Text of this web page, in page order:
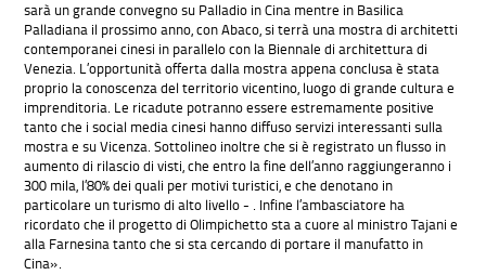
sarà un grande convegno su Palladio in Cina mentre in Basilica
Palladiana il prossimo anno, con Abaco, si terrà una mostra di architetti
contemporanei cinesi in parallelo con la Biennale di architettura di
Venezia. L’opportunità offerta dalla mostra appena conclusa è stata
proprio la conoscenza del territorio vicentino, luogo di grande cultura e
imprenditoria. Le ricadute potranno essere estremamente positive
tanto che i social media cinesi hanno diffuso servizi interessanti sulla
mostra e su Vicenza. Sottolineo inoltre che si è registrato un flusso in
aumento di rilascio di visti, che entro la fine dell’anno raggiungeranno i
300 mila, l’80% dei quali per motivi turistici, e che denotano in
particolare un turismo di alto livello - . Infine l’ambasciatore ha
ricordato che il progetto di Olimpichetto sta a cuore al ministro Tajani e
alla Farnesina tanto che si sta cercando di portare il manufatto in
Cina».